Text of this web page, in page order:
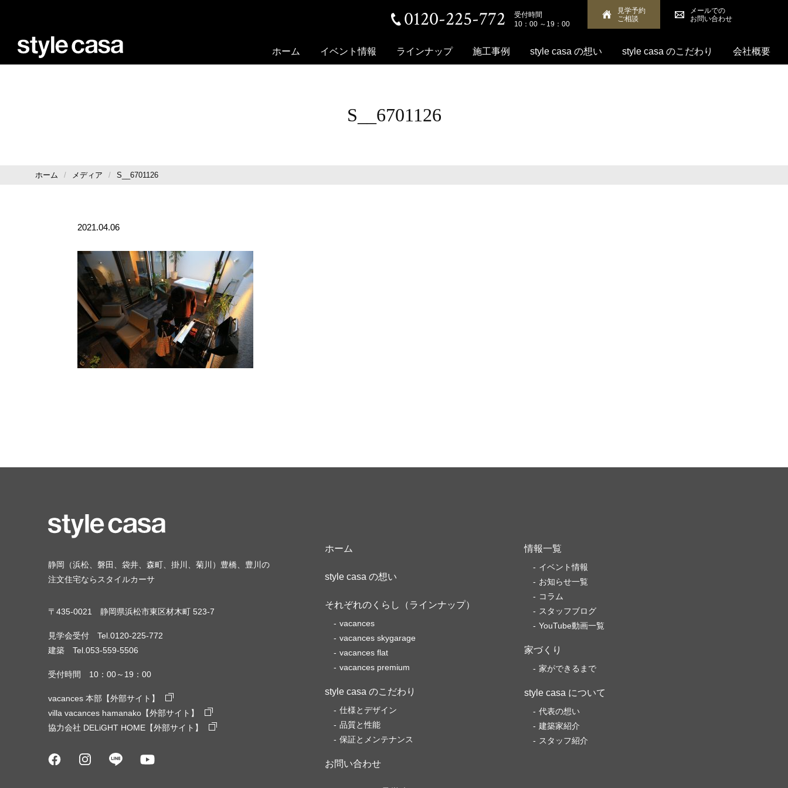
0120-225-772
受付時間
10：00 ～19：00
見学予約
ご相談
メールでの
お問い合わせ
ホーム イベント情報 ラインナップ 施工事例 style casa の想い style casa のこだわり 会社概要
S__6701126
ホーム メディア S__6701126
2021.04.06
静岡（浜松、磐田、袋井、森町、掛川、菊川）豊橋、豊川の
注文住宅ならスタイルカーサ
〒435-0021 静岡県浜松市東区材木町 523-7
見学会受付 Tel.0120-225-772
建築 Tel.053-559-5506
受付時間 10：00～19：00
vacances 本部【外部サイト】
villa vacances hamanako【外部サイト】
協力会社 DELiGHT HOME【外部サイト】
ホーム
style casa の想い
それぞれのくらし（ラインナップ）
vacances
vacances skygarage
vacances flat
vacances premium
style casa のこだわり
仕様とデザイン
品質と性能
保証とメンテナンス
お問い合わせ
情報一覧
イベント情報
お知らせ一覧
コラム
スタッフブログ
YouTube動画一覧
家づくり
家ができるまで
style casa について
代表の想い
建築家紹介
スタッフ紹介